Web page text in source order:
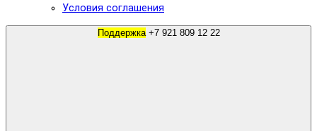
Условия соглашения
Поддержка +7 921 809 12 22